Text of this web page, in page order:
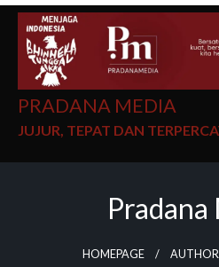
PRADANA MEDIA
JUJUR, TEPAT DAN
Pradana
HOMEPAGE